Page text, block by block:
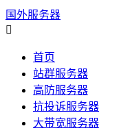
国外服务器

首页
站群服务器
高防服务器
抗投诉服务器
大带宽服务器